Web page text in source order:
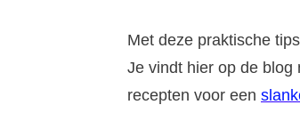
Met deze praktische
Je vindt hier op de blog
recepten voor een